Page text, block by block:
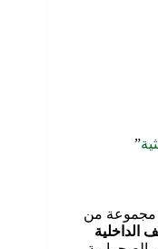
”
مجموعة من
الداخلية